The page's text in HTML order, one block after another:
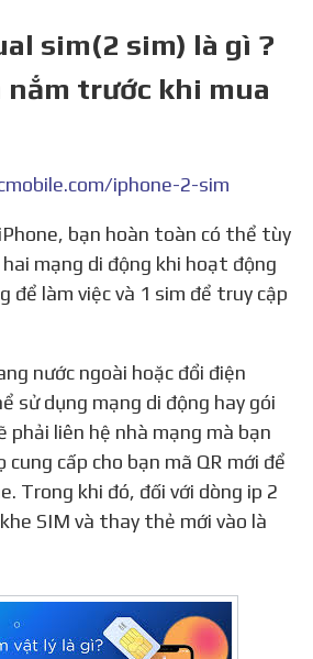
sim(2 sim) là gì ?
nắm trước khi mua
iphone-2-sim
mạng di động khi hoạt động
để làm việc và 1 sim để truy cập
sử dụng mạng di động hay gói
phải liên hệ nhà mạng mà bạn
cung cấp cho bạn mã QR mới để
Trong khi đó, đối với dòng ip 2
SIM và thay thẻ mới vào là